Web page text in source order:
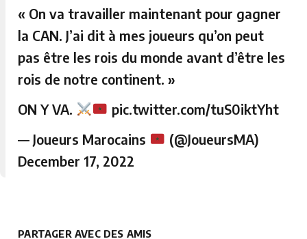
« On va travailler maintenant pour gagner
la CAN. J’ai dit à mes joueurs qu’on peut
pas être les rois du monde avant d’être les
rois de notre continent. »
ON Y VA.
pic.twitter.com/tuS0iktYht
— Joueurs Marocains
(@JoueursMA)
December 17, 2022
PARTAGER AVEC DES AMIS